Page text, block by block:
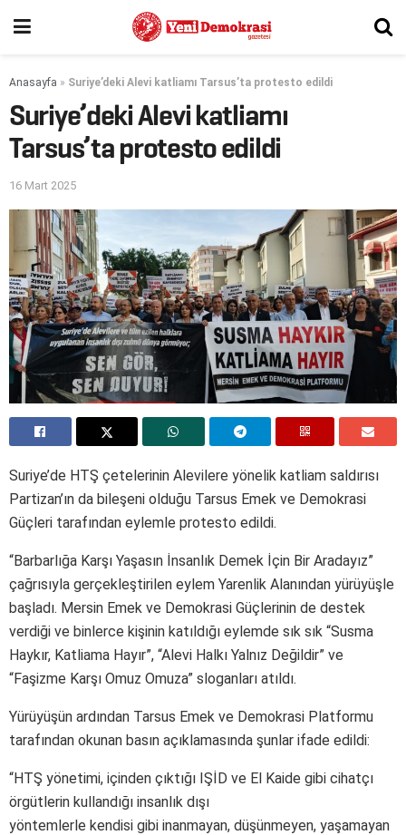
Anasayfa » Suriye’deki Alevi katliamı Tarsus’ta protesto edildi
Suriye’deki Alevi katliamı
Tarsus’ta protesto edildi
16 Mart 2025
Suriye’de HTŞ çetelerinin Alevilere yönelik katliam saldırısı
Partizan’ın da bileşeni olduğu Tarsus Emek ve Demokrasi
Güçleri tarafından eylemle protesto edildi.
“Barbarlığa Karşı Yaşasın İnsanlık Demek İçin Bir Aradayız”
çağrısıyla gerçekleştirilen eylem Yarenlik Alanından yürüyüşle
başladı. Mersin Emek ve Demokrasi Güçlerinin de destek
verdiği ve binlerce kişinin katıldığı eylemde sık sık “Susma
Haykır, Katliama Hayır”, “Alevi Halkı Yalnız Değildir” ve
“Faşizme Karşı Omuz Omuza” sloganları atıldı.
Yürüyüşün ardından Tarsus Emek ve Demokrasi Platformu
tarafından okunan basın açıklamasında şunlar ifade edildi:
“HTŞ yönetimi, içinden çıktığı IŞİD ve El Kaide gibi cihatçı
örgütlerin kullandığı insanlık dışı
yöntemlerle kendisi gibi inanmayan, düşünmeyen, yaşamayan